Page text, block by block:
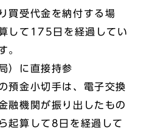
受代金を納付する場
して175日を経過してい
。
）に直接持参
金小切手は、電子交換
融機関が振り出したもの
起算して8日を経過して